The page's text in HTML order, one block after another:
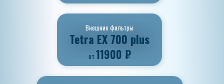
Внешние фильтры
Tetra EX 700 plus
от 11900 ₽